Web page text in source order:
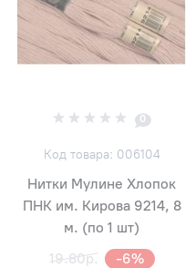
0
Код товара: 006104
Нитки Мулине Хлопок
ПНК им. Кирова 9214, 8
м. (по 1 шт)
19.80р.
-6%